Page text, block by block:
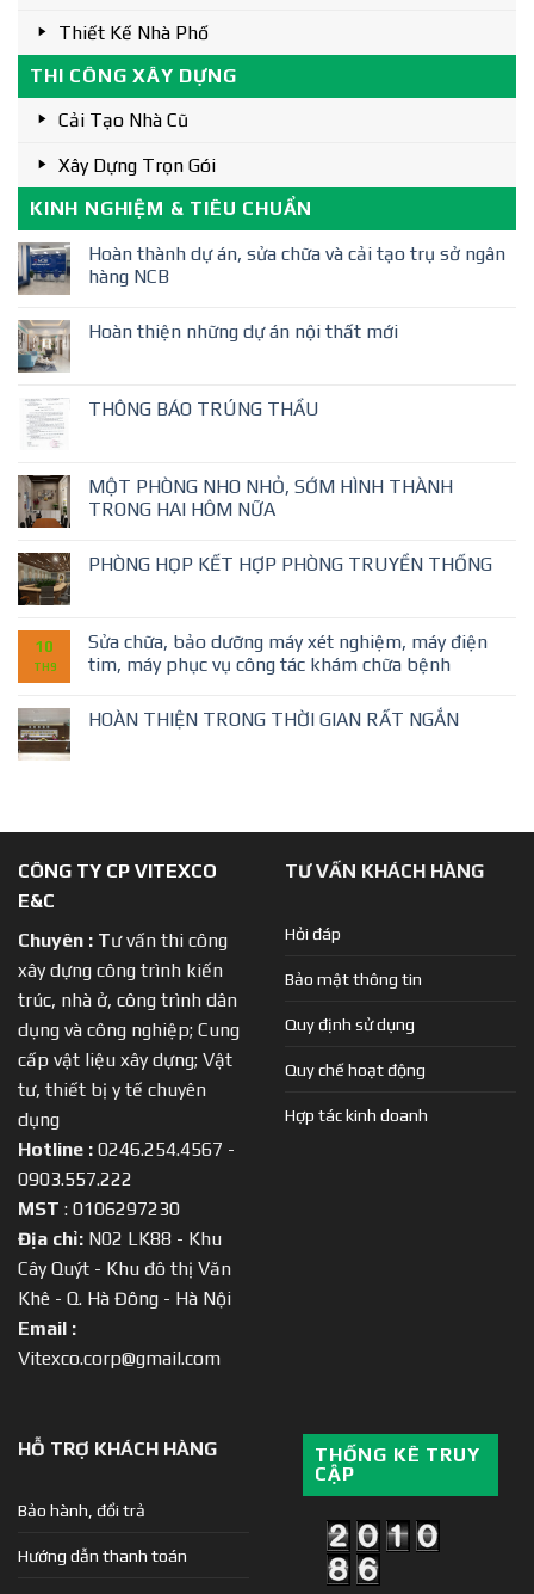
Thiết Kế Nhà Phố
THI CÔNG XÂY DỰNG
Cải Tạo Nhà Cũ
Xây Dựng Trọn Gói
KINH NGHIỆM & TIÊU CHUẨN
Hoàn thành dự án, sửa chữa và cải tạo trụ sở ngân
hàng NCB
Hoàn thiện những dự án nội thất mới
THÔNG BÁO TRÚNG THẦU
MỘT PHÒNG NHO NHỎ, SỚM HÌNH THÀNH
TRONG HAI HÔM NỮA
PHÒNG HỌP KẾT HỢP PHÒNG TRUYỀN THỐNG
10
TH9
Sửa chữa, bảo dưỡng máy xét nghiệm, máy điện
tim, máy phục vụ công tác khám chữa bệnh
HOÀN THIỆN TRONG THỜI GIAN RẤT NGẮN
CÔNG TY CP VITEXCO
E&C
Chuyên : Tư vấn thi công
xây dựng công trình kiến
trúc, nhà ở, công trình dân
dụng và công nghiệp; Cung
cấp vật liệu xây dựng; Vật
tư, thiết bị y tế chuyên
dụng
Hotline : 0246.254.4567 -
0903.557.222
MST : 0106297230
Địa chỉ: N02 LK88 - Khu
Cây Quýt - Khu đô thị Văn
Khê - Q. Hà Đông - Hà Nội
Email :
Vitexco.corp@gmail.com
TƯ VẤN KHÁCH HÀNG
Hỏi đáp
Bảo mật thông tin
Quy định sử dụng
Quy chế hoạt động
Hợp tác kinh doanh
HỖ TRỢ KHÁCH HÀNG
Bảo hành, đổi trả
Hướng dẫn thanh toán
THỐNG KÊ TRUY
CẬP